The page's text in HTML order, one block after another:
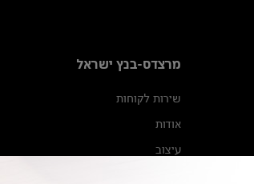
מרצדס-בנץ ישראל
שירות לקוחות
אודות
עיצוב